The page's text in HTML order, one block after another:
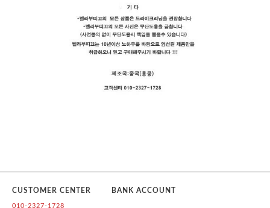
CUSTOMER CENTER
010-2327-1728
BANK ACCOUNT